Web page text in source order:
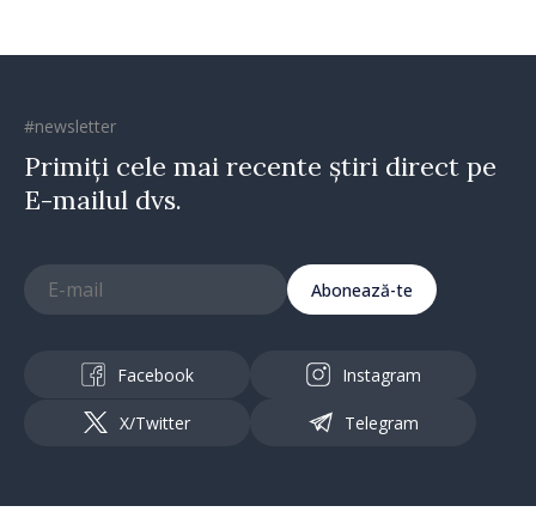
#newsletter
Primiți cele mai recente știri direct pe
E-mailul dvs.
Abonează-te
Facebook Instagram
X/Twitter Telegram